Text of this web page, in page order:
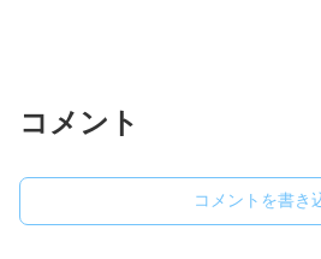
コメント
コメントを書き